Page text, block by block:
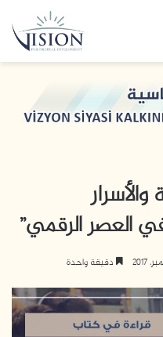
العصر الرقمي”
دقيقة واحدة